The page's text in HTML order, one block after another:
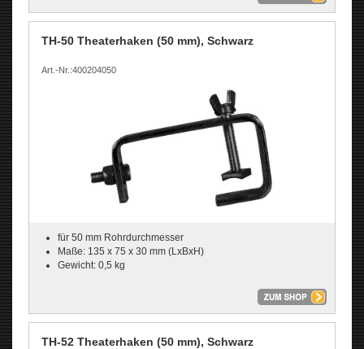
TH-50 Theaterhaken (50 mm), Schwarz
Art.-Nr.:400204050
für 50 mm Rohrdurchmesser
Maße: 135 x 75 x 30 mm (LxBxH)
Gewicht: 0,5 kg
TH-52 Theaterhaken (50 mm), Schwarz